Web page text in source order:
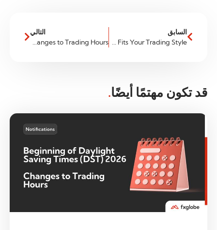
السابق
PAMM vs. Copy Trading: Which Fits Your Trading Style?
التالي
End of Daylight Saving Times (DST) 2025 – Changes to Trading Hours
قد تكون مهتمًا أيضًا.